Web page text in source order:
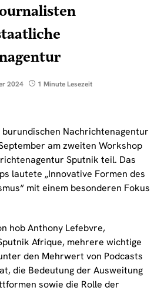
2024 1 Minute Lesezeit
Nachrichtenagentur
am zweiten Workshop
Sputnik teil. Das
lautete „Innovative Formen des
mit einem besonderen Fokus
hob Anthony Lefebvre,
Afrique, mehrere wichtige
den Mehrwert von Podcasts
die Bedeutung der Ausweitung
sowie die Rolle der